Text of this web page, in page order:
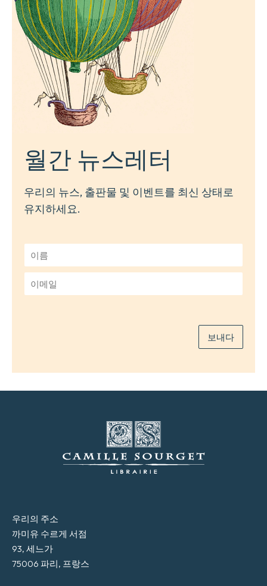
월간 뉴스레터
우리의 뉴스, 출판물 및 이벤트를 최신 상태로
유지하세요.
름
*
메
보내다
우리의 주소
까미유 수르게 서점
93, 세느가
75006 파리, 프랑스